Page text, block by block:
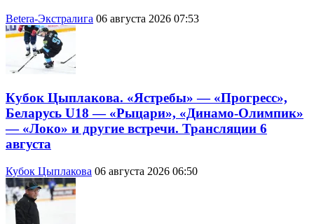
Betera-Экстралига 06 августа 2026 07:53
Кубок Цыплакова. «Ястребы» — «Прогресс»,
Беларусь U18 — «Рыцари», «Динамо-Олимпик»
— «Локо» и другие встречи. Трансляции 6
августа
Кубок Цыплакова 06 августа 2026 06:50